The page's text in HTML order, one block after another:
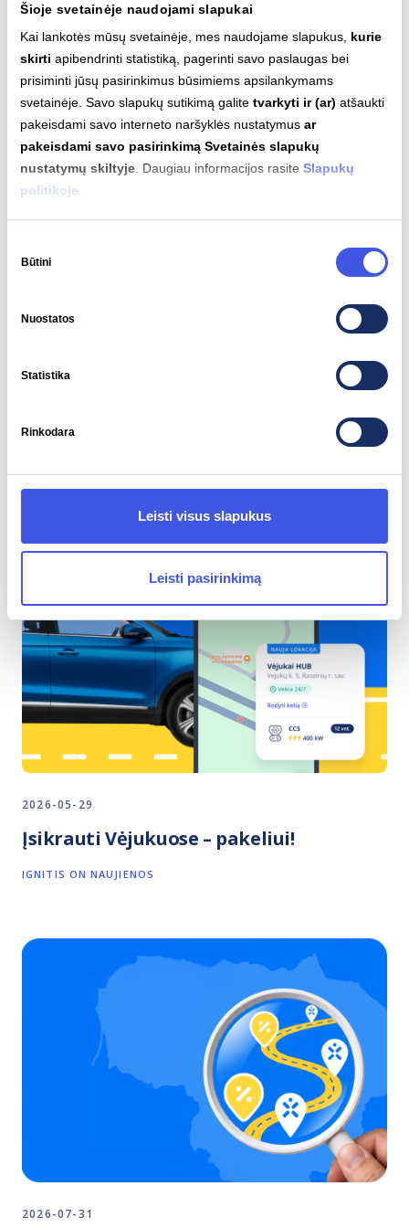
Šioje svetainėje naudojami slapukai
Kai lankotės mūsų svetainėje, mes naudojame slapukus, kurie
skirti apibendrinti statistiką, pagerinti savo paslaugas bei
prisiminti jūsų pasirinkimus būsimiems apsilankymams
svetainėje. Savo slapukų sutikimą galitetvarkyti ir (ar) atšaukti
pakeisdami savo interneto naršyklės nustatymusar
pakeisdami savo pasirinkimą Svetainės slapukų
nustatymų skiltyje. Daugiau informacijos rasiteSlapukų
politikoje.
pasirinkimas
Būtini
Nuostatos
Statistika
Rinkodara
Leisti visus slapukus
Leisti pasirinkimą
El.
paštas
Užsisakyti naujienlaiškį
Sutinku, kad „Ignitis“ teiktų asmeniškai man
pritaikytus pasiūlymus (pagal turimų paslaugų,
teirautųsi nuomonės apie suteiktų paslaugų
Susiję įrašai
2026-05-29
Įsikrauti Vėjukuose – pakeliui!
IGNITIS ON NAUJIENOS
2026-07-31